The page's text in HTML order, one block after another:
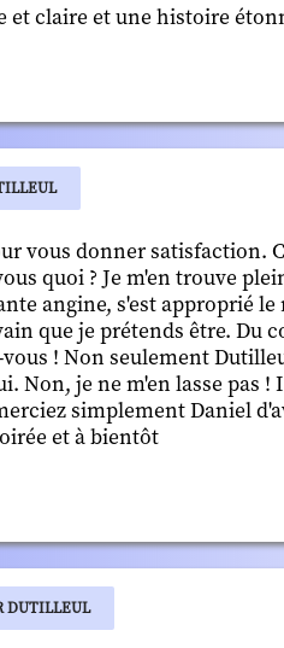
et claire et une histoire
vous donner satisfaction.
quoi ? Je m'en trouve
angine, s'est approprié
que je prétends être. Du
! Non seulement
Non, je ne m'en lasse pas
simplement Daniel
et à bientôt
DUTILLEUL